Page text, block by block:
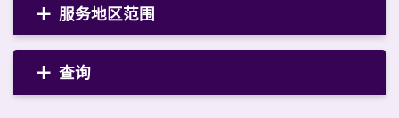
服务地区范围
查询